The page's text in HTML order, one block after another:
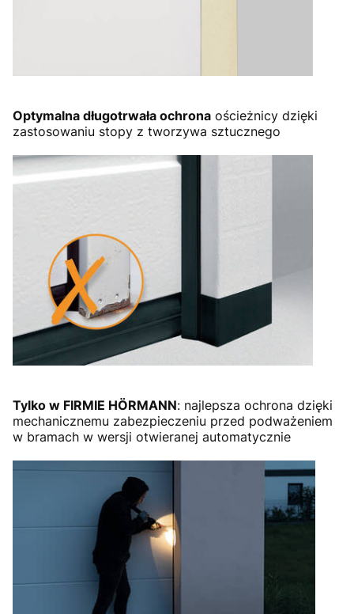
Optymalna długotrwała ochrona ościeżnicy dzięki
zastosowaniu stopy z tworzywa sztucznego
Tylko w FIRMIE HÖRMANN: najlepsza ochrona dzięki
mechanicznemu zabezpieczeniu przed podważeniem
w bramach w wersji otwieranej automatycznie